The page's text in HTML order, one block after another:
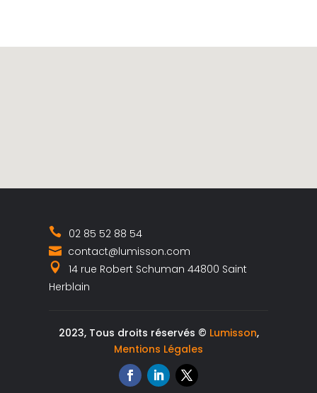
02 85 52 88 54
contact@lumisson.com
14 rue Robert Schuman 44800 Saint
Herblain
2023, Tous droits réservés © Lumisson,
Mentions Légales